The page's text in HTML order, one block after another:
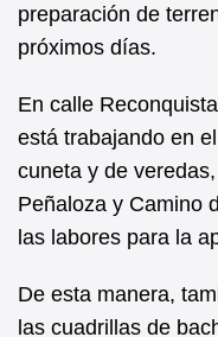
preparación de
próximos días.
En calle
está trabajando en
cuneta y de
Peñaloza y Camino
las labores para la
De esta manera,
las cuadrillas de